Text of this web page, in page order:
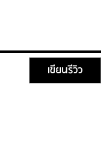
เขียนรีวิว